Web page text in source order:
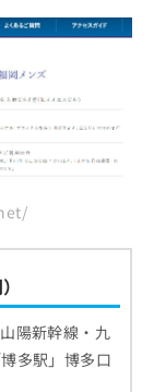
陽新幹線・九
多駅」博多口